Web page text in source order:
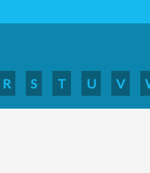
R S T U V